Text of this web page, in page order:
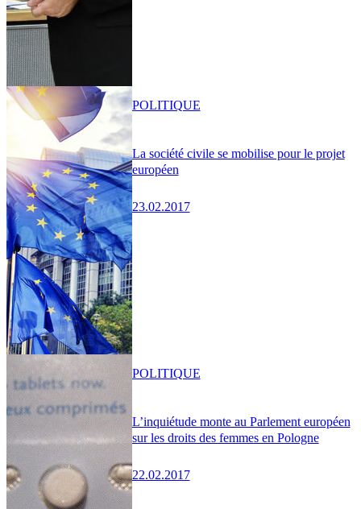
La société civile se mobilise pour le projet
européen
23.02.2017
POLITIQUE
L’inquiétude monte au Parlement européen
sur les droits des femmes en Pologne
22.02.2017
POLITIQUE